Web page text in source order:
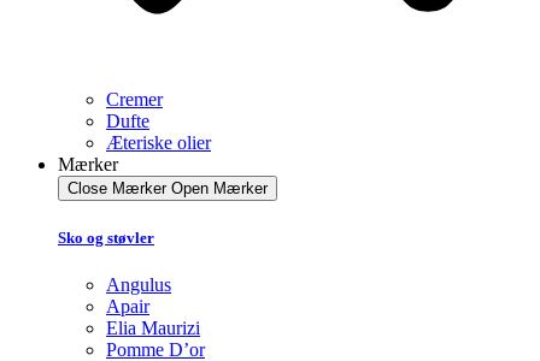
Cremer
Dufte
Æteriske olier
Mærker
Close Mærker Open Mærker
Sko og støvler
Angulus
Apair
Elia Maurizi
Pomme D’or